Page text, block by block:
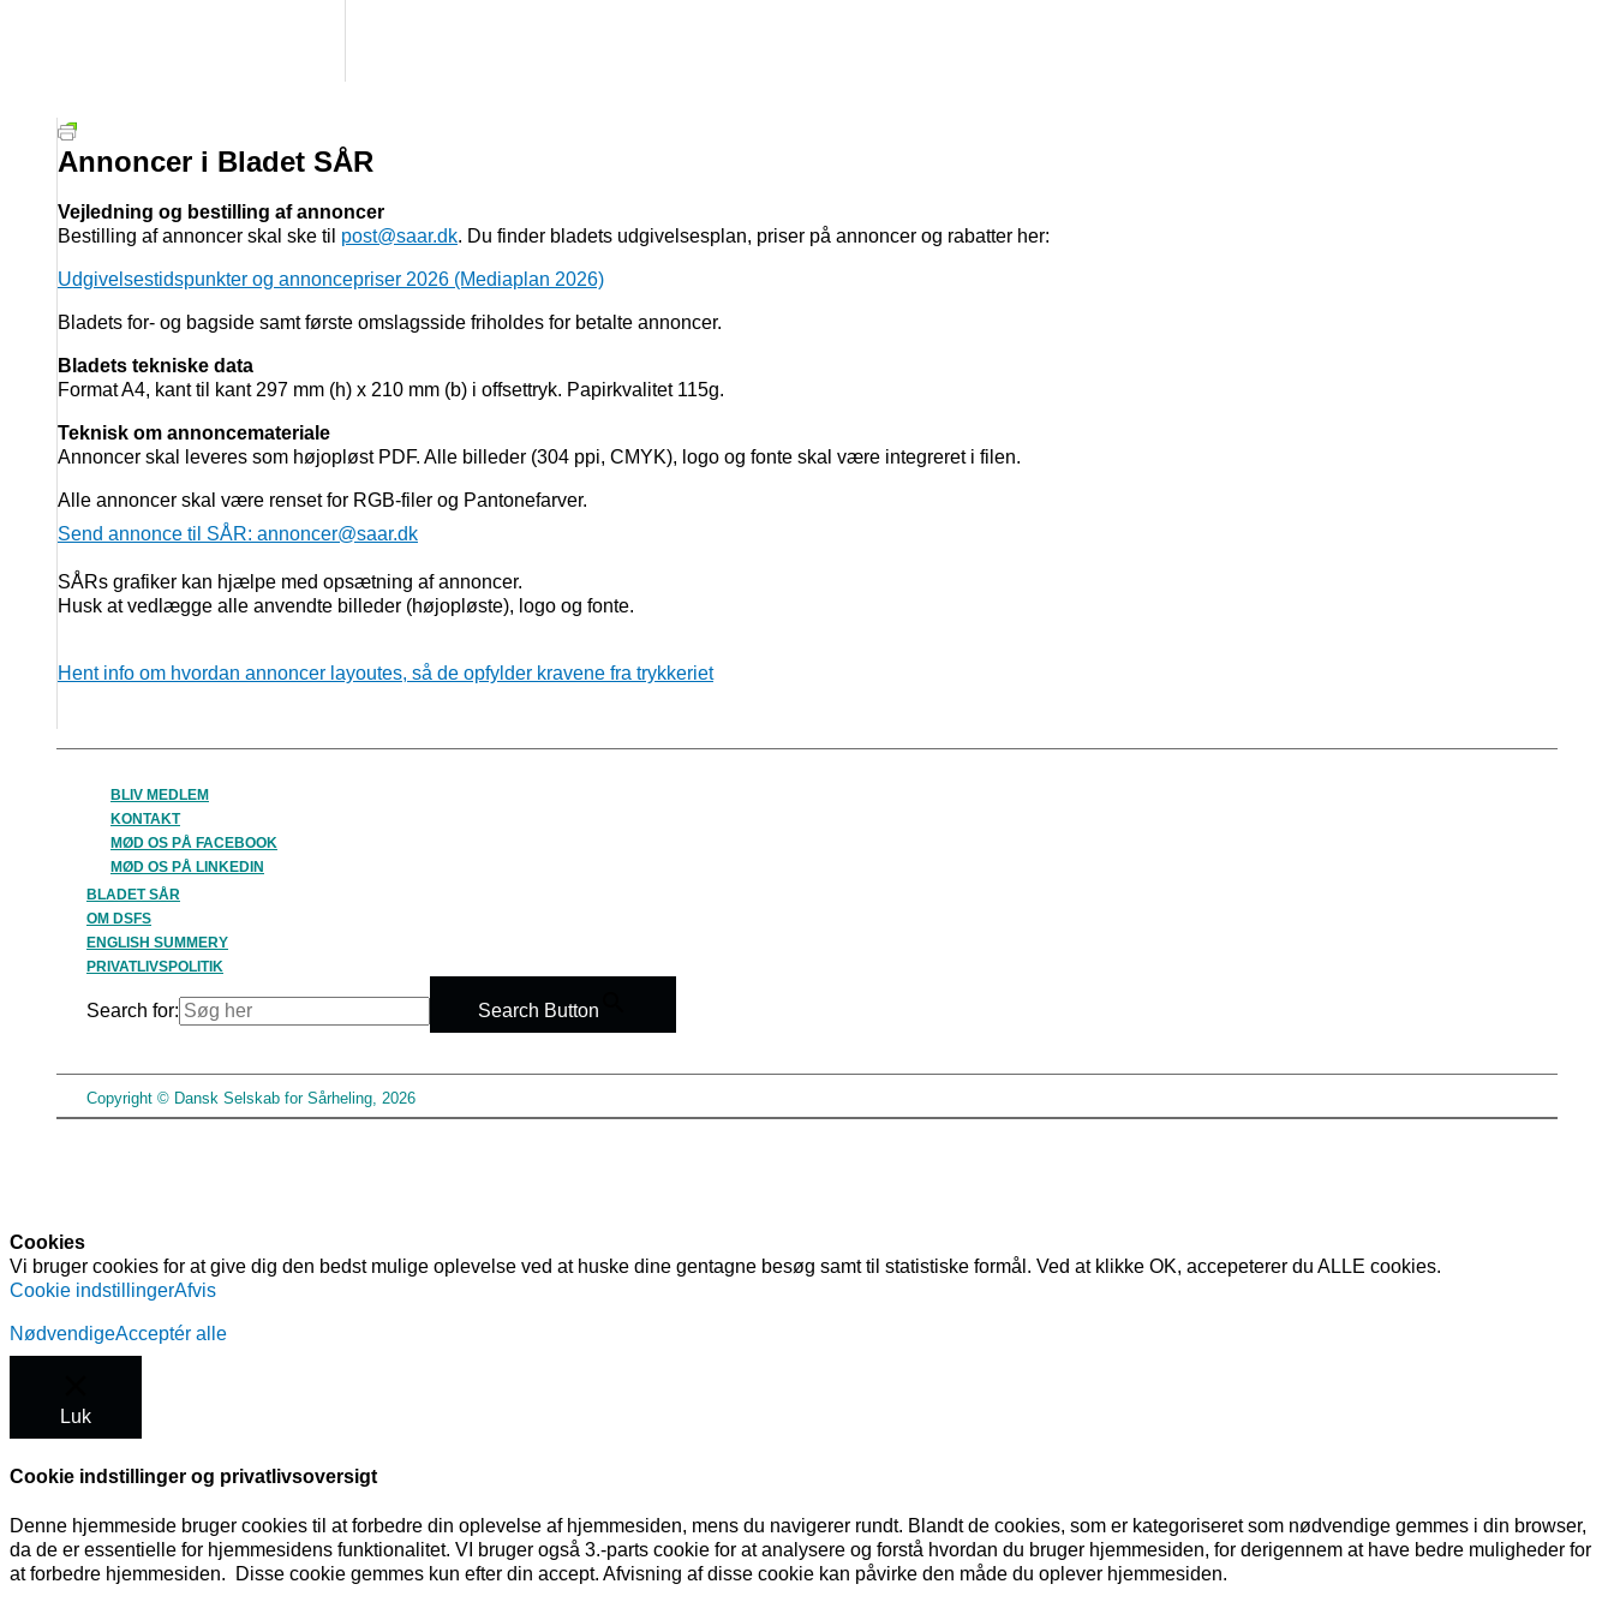
Annoncer i Bladet SÅR
Vejledning og bestilling af annoncer
Bestilling af annoncer skal ske til post@saar.dk. Du finder bladets udgivelsesplan, priser på annoncer og rabatter her:
Udgivelsestidspunkter og annoncepriser 2026 (Mediaplan 2026)
Bladets for- og bagside samt første omslagsside friholdes for betalte annoncer.
Bladets tekniske data
Format A4, kant til kant 297 mm (h) x 210 mm (b) i offsettryk. Papirkvalitet 115g.
Teknisk om annoncemateriale
Annoncer skal leveres som højopløst PDF. Alle billeder (304 ppi, CMYK), logo og fonte skal være integreret i filen.
Alle annoncer skal være renset for RGB-filer og Pantonefarver.
Send annonce til SÅR: annoncer@saar.dk
SÅRs grafiker kan hjælpe med opsætning af annoncer.
Husk at vedlægge alle anvendte billeder (højopløste), logo og fonte.
Hent info om hvordan annoncer layoutes, så de opfylder kravene fra trykkeriet
BLIV MEDLEM
KONTAKT
MØD OS PÅ FACEBOOK
MØD OS PÅ LINKEDIN
BLADET SÅR
OM DSFS
ENGLISH SUMMERY
PRIVATLIVSPOLITIK
Search for: Search Button
Copyright © Dansk Selskab for Sårheling, 2026
Cookies
Vi bruger cookies for at give dig den bedst mulige oplevelse ved at huske dine gentagne besøg samt til statistiske formål. Ved at klikke OK, accepeterer du ALLE cookies.
Cookie indstillingerAfvis
NødvendigeAcceptér alle
Luk
Cookie indstillinger og privatlivsoversigt
Denne hjemmeside bruger cookies til at forbedre din oplevelse af hjemmesiden, mens du navigerer rundt. Blandt de cookies, som er kategoriseret som nødvendige gemmes i din browser,
da de er essentielle for hjemmesidens funktionalitet. VI bruger også 3.-parts cookie for at analysere og forstå hvordan du bruger hjemmesiden, for derigennem at have bedre muligheder for
at forbedre hjemmesiden. Disse cookie gemmes kun efter din accept. Afvisning af disse cookie kan påvirke den måde du oplever hjemmesiden.